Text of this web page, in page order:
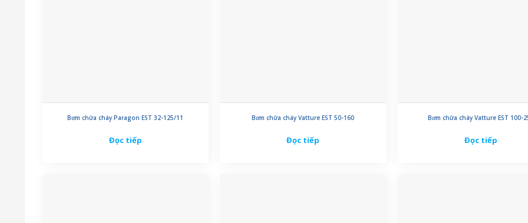
Bơm chữa cháy Paragon EST 32-125/11
Đọc tiếp
Bơm chữa cháy Vatture EST 50-160
Đọc tiếp
Bơm chữa cháy Vatture EST 100-
Đọc tiếp